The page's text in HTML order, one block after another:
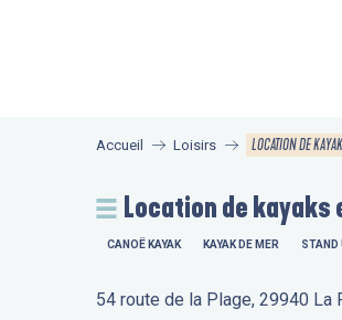
Accueil Loisirs LOCATION DE
Location de
CANOË KAYAK KAYAK DE MER STAND
54 route de la Plage, 29940 La